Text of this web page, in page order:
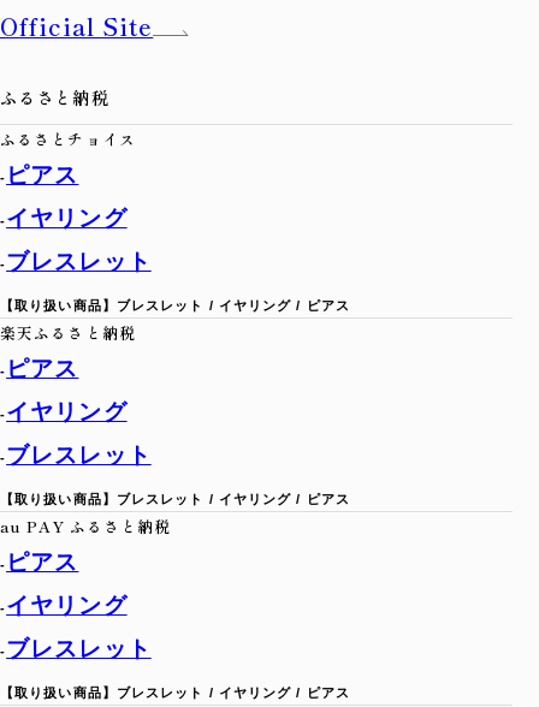
Official Site
ふるさと納税
ふるさとチョイス
- ピアス
-イヤリング
-ブレスレット
【取り扱い商品】 ブレスレット / イヤリング / ピアス
楽天ふるさと納税
- ピアス
-イヤリング
-ブレスレット
【取り扱い商品】 ブレスレット / イヤリング / ピアス
au PAY ふるさと納税
- ピアス
-イヤリング
-ブレスレット
【取り扱い商品】 ブレスレット / イヤリング / ピアス